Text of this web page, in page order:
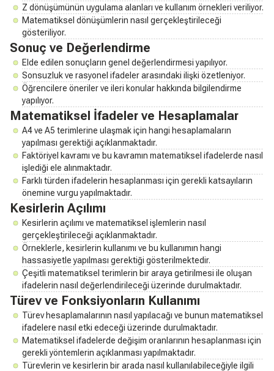
Z dönüşümünün uygulama alanları ve kullanım örnekleri veriliyor.
Matematiksel dönüşümlerin nasıl gerçekleştirileceği
gösteriliyor.
Sonuç ve Değerlendirme
Elde edilen sonuçların genel değerlendirmesi yapılıyor.
Sonsuzluk ve rasyonel ifadeler arasındaki ilişki özetleniyor.
Öğrencilere öneriler ve ileri konular hakkında bilgilendirme
yapılıyor.
Matematiksel İfadeler ve Hesaplamalar
A4 ve A5 terimlerine ulaşmak için hangi hesaplamaların
yapılması gerektiği açıklanmaktadır.
Faktöriyel kavramı ve bu kavramın matematiksel ifadelerde nasıl
işlediği ele alınmaktadır.
Farklı türden ifadelerin hesaplanması için gerekli katsayıların
önemine vurgu yapılmaktadır.
Kesirlerin Açılımı
Kesirlerin açılımı ve matematiksel işlemlerin nasıl
gerçekleştirileceği açıklanmaktadır.
Örneklerle, kesirlerin kullanımı ve bu kullanımın hangi
hassasiyetle yapılması gerektiği gösterilmektedir.
Çeşitli matematiksel terimlerin bir araya getirilmesi ile oluşan
ifadelerin nasıl değerlendirileceği üzerinde durulmaktadır.
Türev ve Fonksiyonların Kullanımı
Türev hesaplamalarının nasıl yapılacağı ve bunun matematiksel
ifadelere nasıl etki edeceği üzerinde durulmaktadır.
Matematiksel ifadelerde değişim oranlarının hesaplanması için
gerekli yöntemlerin açıklanması yapılmaktadır.
Türevlerin ve kesirlerin bir arada nasıl kullanılabileceğiyle ilgili